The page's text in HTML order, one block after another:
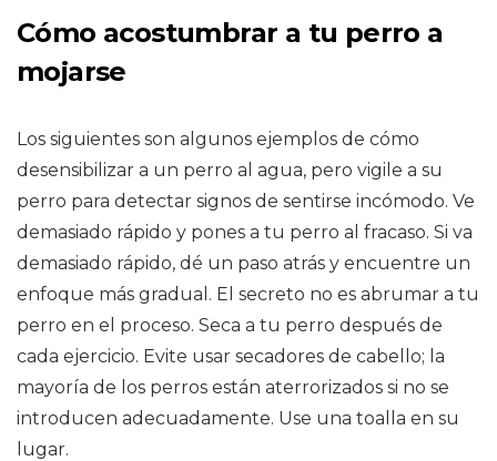
Cómo acostumbrar a tu perro a
mojarse
Los siguientes son algunos ejemplos de cómo
desensibilizar a un perro al agua, pero vigile a su
perro para detectar signos de sentirse incómodo. Ve
demasiado rápido y pones a tu perro al fracaso. Si va
demasiado rápido, dé un paso atrás y encuentre un
enfoque más gradual. El secreto no es abrumar a tu
perro en el proceso. Seca a tu perro después de
cada ejercicio. Evite usar secadores de cabello; la
mayoría de los perros están aterrorizados si no se
introducen adecuadamente. Use una toalla en su
lugar.